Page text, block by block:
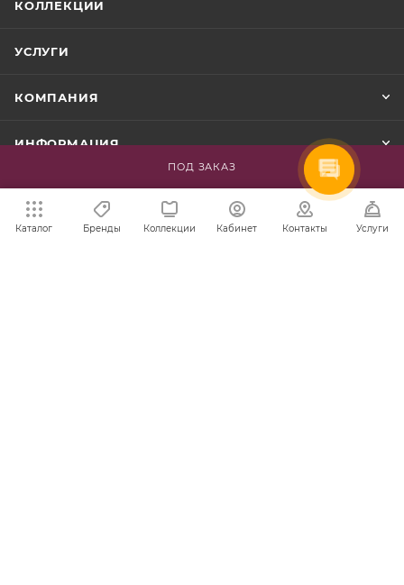
ПОД ЗАКАЗ
КОЛЛЕКЦИИ
УСЛУГИ
КОМПАНИЯ
ИНФОРМАЦИЯ
ПОМОЩЬ
Каталог Бренды Коллекции Кабинет Контакты Услуги